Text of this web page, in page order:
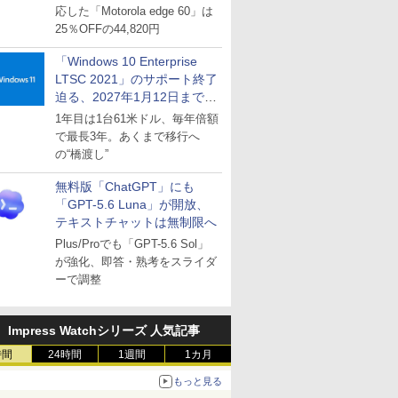
応した「Motorola edge 60」は
25％OFFの44,820円
「Windows 10 Enterprise
LTSC 2021」のサポート終了
迫る、2027年1月12日まで
～ESUは9月1日から販売
1年目は1台61米ドル、毎年倍額
で最長3年。あくまで移行へ
の“橋渡し”
無料版「ChatGPT」にも
「GPT-5.6 Luna」が開放、
テキストチャットは無制限へ
Plus/Proでも「GPT-5.6 Sol」
が強化、即答・熟考をスライダ
ーで調整
Impress Watchシリーズ 人気記事
24時間 1週間 1カ月
もっと見る